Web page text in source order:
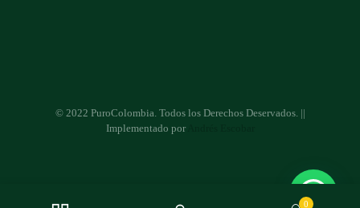
© 2022 PuroColombia. Todos los Derechos Deservados. ||
Implementado por
0